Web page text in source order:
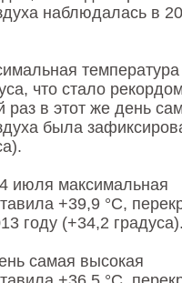
наблюдалась в
температура
что стало
раз в этот же день
была
июля максимальная
+39,9 °С,
году (+34,2
самая высокая